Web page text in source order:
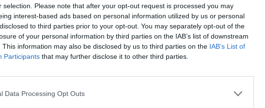
selection. Please note that after your opt-out request is processed you may
interest-based ads based on personal information utilized by us or personal
to third parties prior to your opt-out. You may separately opt-out of the
of your personal information by third parties on the IAB’s list of downstream
This information may also be disclosed by us to third parties on the IAB’s List of
Participants that may further disclose it to other third parties.
Data Processing Opt Outs
é o seu guia de aventuras no mar
do Axiom 2 Pro repele a água, para um
e uma visibilidade debaixo de luz solar
inteligente e sensor de luz ambiente ajusta de
para condições de luz durante o dia e à noite.